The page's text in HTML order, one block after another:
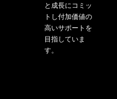
と成長にコミッ
トし付加価値の
高いサポートを
目指していま
す。